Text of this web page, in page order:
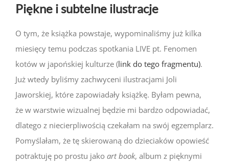
Piękne i subtelne ilustracje
O tym, że książka powstaje, wypominaliśmy już kilka
miesięcy temu podczas spotkania LIVE pt. Fenomen
kotów w japońskiej kulturze (link do tego fragmentu).
Już wtedy byliśmy zachwyceni ilustracjami Joli
Jaworskiej, które zapowiadały książkę. Byłam pewna,
że w warstwie wizualnej będzie mi bardzo odpowiadać,
dlatego z niecierpliwością czekałam na swój egzemplarz.
Pomyślałam, że tę skierowaną do dzieciaków opowieść
potraktuję po prostu jako art book, album z pięknymi